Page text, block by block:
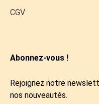
CGV
Abonnez-vous !
Rejoignez notre
nos nouveautés.